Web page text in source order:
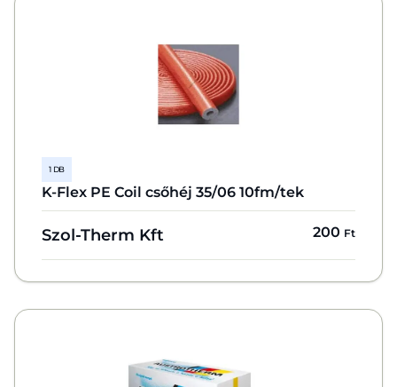
1 DB
K-Flex PE Coil csőhéj 35/06 10fm/tek
Szol-Therm Kft 200 Ft